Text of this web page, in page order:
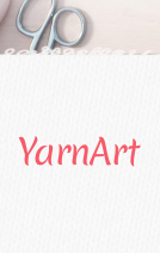
YarnArt